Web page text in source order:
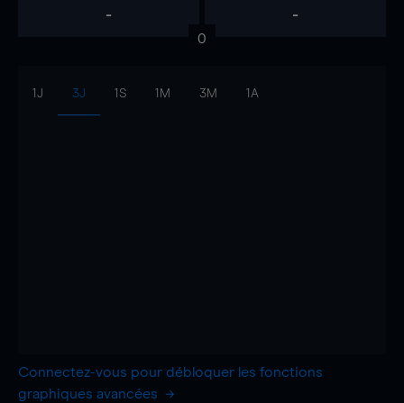
- -
0
1J 3J 1S 1M 3M 1A
Connectez-vous pour débloquer les fonctions
graphiques avancées